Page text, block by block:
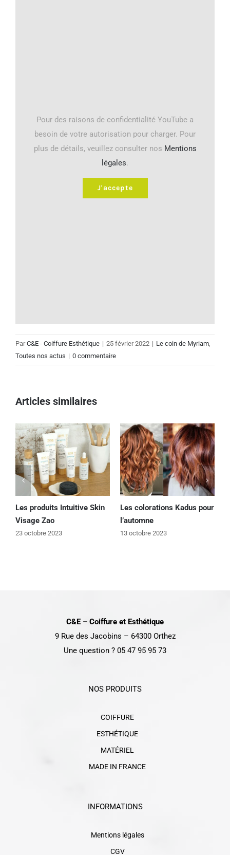
Pour des raisons de confidentialité YouTube a
besoin de votre autorisation pour charger. Pour
plus de détails, veuillez consulter nos Mentions
légales.
J'accepte
ParC&E - Coiffure Esthétique | 25 février 2022 | Le coin de Myriam,
Toutes nos actus | 0 commentaire
Articles similaires
Les produits Intuitive Skin
Visage Zao
23 octobre 2023
Les colorations Kadus pour
l’automne
13 octobre 2023
C&E – Coiffure et Esthétique
9 Rue des Jacobins – 64300 Orthez
Une question ? 05 47 95 95 73
NOS PRODUITS
COIFFURE
ESTHÉTIQUE
MATÉRIEL
MADE IN FRANCE
INFORMATIONS
Mentions légales
CGV